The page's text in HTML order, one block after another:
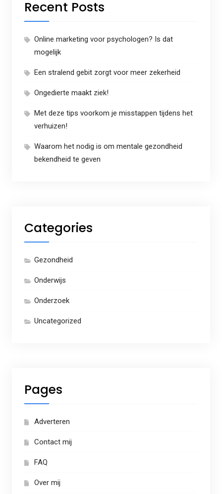
Recent Posts
Online marketing voor psychologen? Is dat
mogelijk
Een stralend gebit zorgt voor meer zekerheid
Ongedierte maakt ziek!
Met deze tips voorkom je misstappen tijdens het
verhuizen!
Waarom het nodig is om mentale gezondheid
bekendheid te geven
Categories
Gezondheid
Onderwijs
Onderzoek
Uncategorized
Pages
Adverteren
Contact mij
FAQ
Over mij